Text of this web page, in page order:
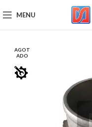
MENU
AGOT
ADO